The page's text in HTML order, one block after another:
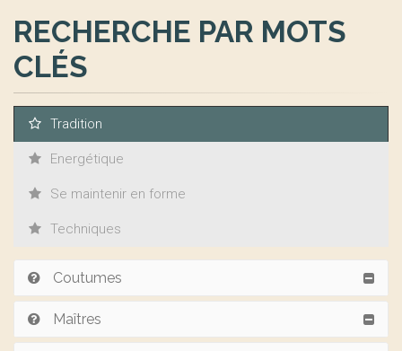
RECHERCHE PAR MOTS
CLÉS
Tradition
Energétique
Se maintenir en forme
Techniques
Coutumes
Maîtres